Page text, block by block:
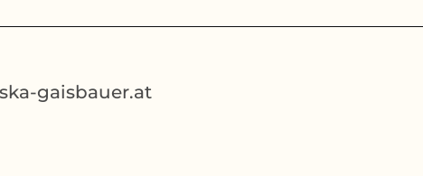
gaisbauer.at